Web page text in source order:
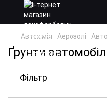
Автохімія Аерозолі
Ґрунти
Фільтр